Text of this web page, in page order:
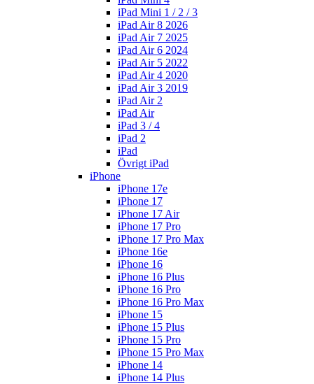
iPad Mini 1 / 2 / 3
iPad Air 8 2026
iPad Air 7 2025
iPad Air 6 2024
iPad Air 5 2022
iPad Air 4 2020
iPad Air 3 2019
iPad Air 2
iPad Air
iPad 3 / 4
iPad 2
iPad
Övrigt iPad
iPhone
iPhone 17e
iPhone 17
iPhone 17 Air
iPhone 17 Pro
iPhone 17 Pro Max
iPhone 16e
iPhone 16
iPhone 16 Plus
iPhone 16 Pro
iPhone 16 Pro Max
iPhone 15
iPhone 15 Plus
iPhone 15 Pro
iPhone 15 Pro Max
iPhone 14
iPhone 14 Plus